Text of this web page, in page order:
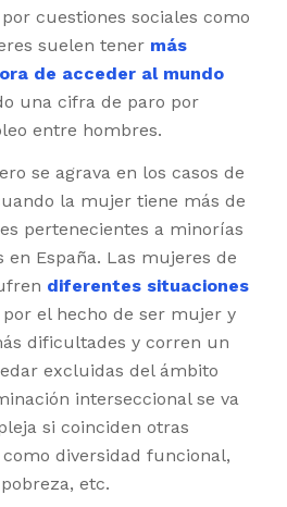
cuestiones sociales como
suelen tener más
de acceder al mundo
una cifra de paro por
entre hombres.
se agrava en los casos de
la mujer tiene más de
pertenecientes a minorías
España. Las mujeres de
diferentes situaciones
por el hecho de ser mujer y
dificultades y corren un
excluidas del ámbito
interseccional se va
si coinciden otras
diversidad funcional,
etc.